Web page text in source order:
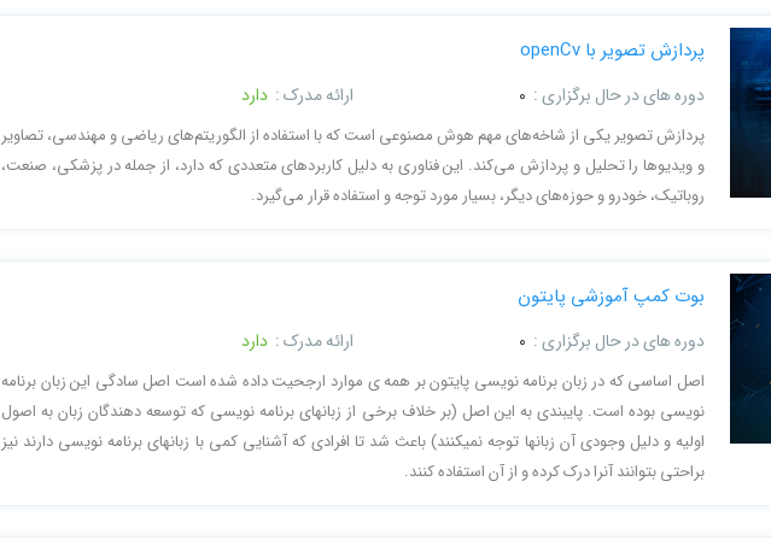
پردازش تصویر با openCv
دوره های در حال برگزاری : 0 ارائه مدرک : دارد
پردازش تصویر یکی از شاخه‌های مهم هوش مصنوعی است که با استفاده از الگوریتم‌های ریاضی و مهندسی، تصاویر
و ویدیوها را تحلیل و پردازش می‌کند. این فناوری به دلیل کاربردهای متعددی که دارد، از جمله در پزشکی، صنعت،
روباتیک، خودرو و حوزه‌های دیگر، بسیار مورد توجه و استفاده قرار می‌گیرد.
بوت کمپ آموزشی پایتون
دوره های در حال برگزاری : 0 ارائه مدرک : دارد
اصل اساسی که در زبان برنامه نویسی پایتون بر همه ی موارد ارجحیت داده شده است اصل سادگی این زبان برنامه
نویسی بوده است. پایبندی به این اصل (بر خلاف برخی از زبانهای برنامه نویسی که توسعه دهندگان زبان به اصول
اولیه و دلیل وجودی آن زبانها توجه نمیکنند) باعث شد تا افرادی که آشنایی کمی با زبانهای برنامه نویسی دارند نیز
براحتی بتوانند آنرا درک کرده و از آن استفاده کنند.